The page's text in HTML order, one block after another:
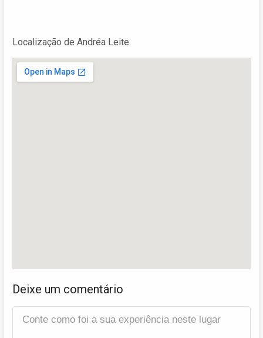
Localização de Andréa Leite
Deixe um comentário